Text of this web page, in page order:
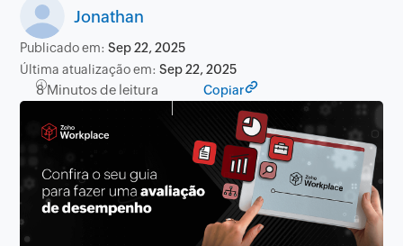
Jonathan
Publicado em:Sep 22, 2025
Última atualização em:Sep 22, 2025
8 Minutos de leitura Copiar